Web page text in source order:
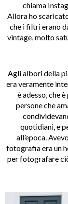
chiama
Allora ho
che i filtri erano
vintage, molto
Agli albori della
era veramente
è adesso, che
persone che
quotidiani, e
all’epoca.
fotografia era un
per fotografare